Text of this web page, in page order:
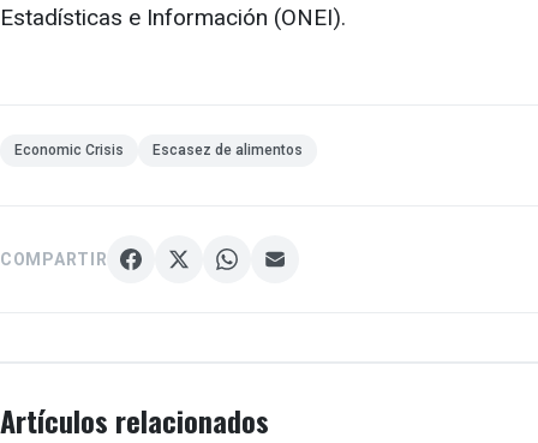
Estadísticas e Información (ONEI).
Economic Crisis Escasez de alimentos
COMPARTIR
Artículos relacionados